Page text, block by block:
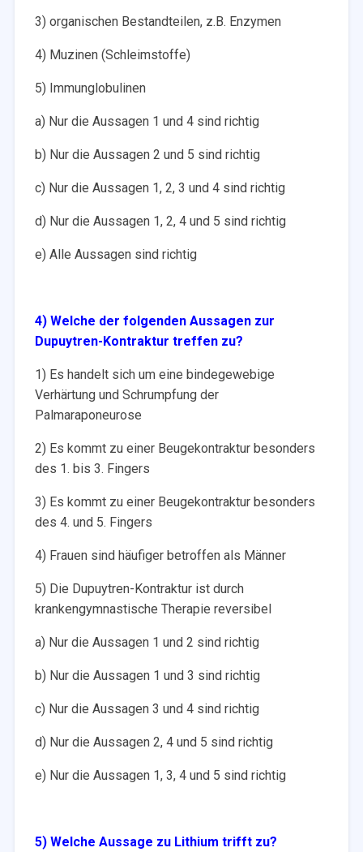
3) organischen Bestandteilen, z.B. Enzymen
4) Muzinen (Schleimstoffe)
5) Immunglobulinen
a) Nur die Aussagen 1 und 4 sind richtig
b) Nur die Aussagen 2 und 5 sind richtig
c) Nur die Aussagen 1, 2, 3 und 4 sind richtig
d) Nur die Aussagen 1, 2, 4 und 5 sind richtig
e) Alle Aussagen sind richtig
4) Welche der folgenden Aussagen zur
Dupuytren-Kontraktur treffen zu?
1) Es handelt sich um eine bindegewebige
Verhärtung und Schrumpfung der
Palmaraponeurose
2) Es kommt zu einer Beugekontraktur besonders
des 1. bis 3. Fingers
3) Es kommt zu einer Beugekontraktur besonders
des 4. und 5. Fingers
4) Frauen sind häufiger betroffen als Männer
5) Die Dupuytren-Kontraktur ist durch
krankengymnastische Therapie reversibel
a) Nur die Aussagen 1 und 2 sind richtig
b) Nur die Aussagen 1 und 3 sind richtig
c) Nur die Aussagen 3 und 4 sind richtig
d) Nur die Aussagen 2, 4 und 5 sind richtig
e) Nur die Aussagen 1, 3, 4 und 5 sind richtig
5) Welche Aussage zu Lithium trifft zu?